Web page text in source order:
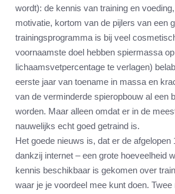
wordt): de kennis van training en
motivatie, kortom van de pijlers van een
trainingsprogramma is bij veel
voornaamste doel hebben spiermassa
lichaamsvetpercentage te verlagen)
eerste jaar van toename in massa en
van de verminderde spieropbouw al een
worden. Maar alleen omdat er in de
nauwelijks echt goed getraind is.
Het goede nieuws is, dat er de afgelopen
dankzij internet – een grote hoeveelheid
kennis beschikbaar is gekomen over
waar je je voordeel mee kunt doen. Twee